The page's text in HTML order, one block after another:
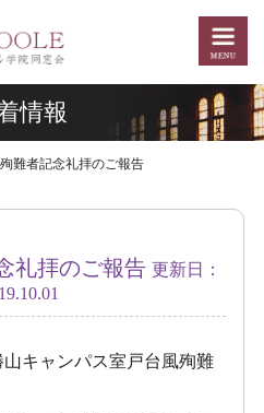
情報
難者記念礼拝のご報告
礼拝のご報告 更新日：
キャンパス室戸台風殉難